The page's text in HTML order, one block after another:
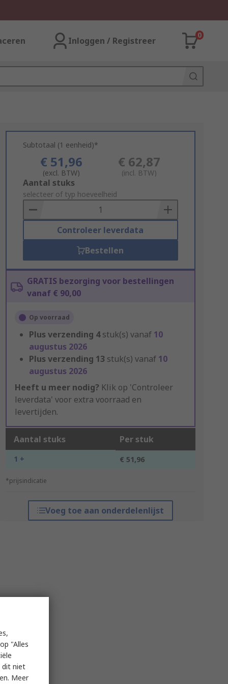
Inloggen / Registreer
0
Subtotaal (1 eenheid)*
€ 51,96
(excl. BTW)
€ 62,87
(incl. BTW)
Add
to
Basket
Aantal stuks
selecteer of typ hoeveelheid
Controleer leverdata
Bestellen
GRATIS bezorging voor bestellingen
vanaf € 90,00
Op voorraad
Plus verzending 4stuk(s) vanaf 10
augustus 2026
Plus verzending 13 stuk(s) vanaf 10
augustus 2026
Heeft u meer nodig? Klik op 'Controleer
leverdata' voor extra voorraad en
levertijden.
Aantal stuks Per stuk
1 + € 51,96
*prijsindicatie
Voeg toe aan onderdelenlijst
"Alles
dit niet
Meer